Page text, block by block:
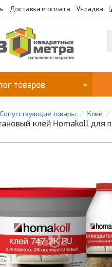
Доставка и оплата Укладка
товаров
Сопутствующие товары Клеи
клей Homakoll для